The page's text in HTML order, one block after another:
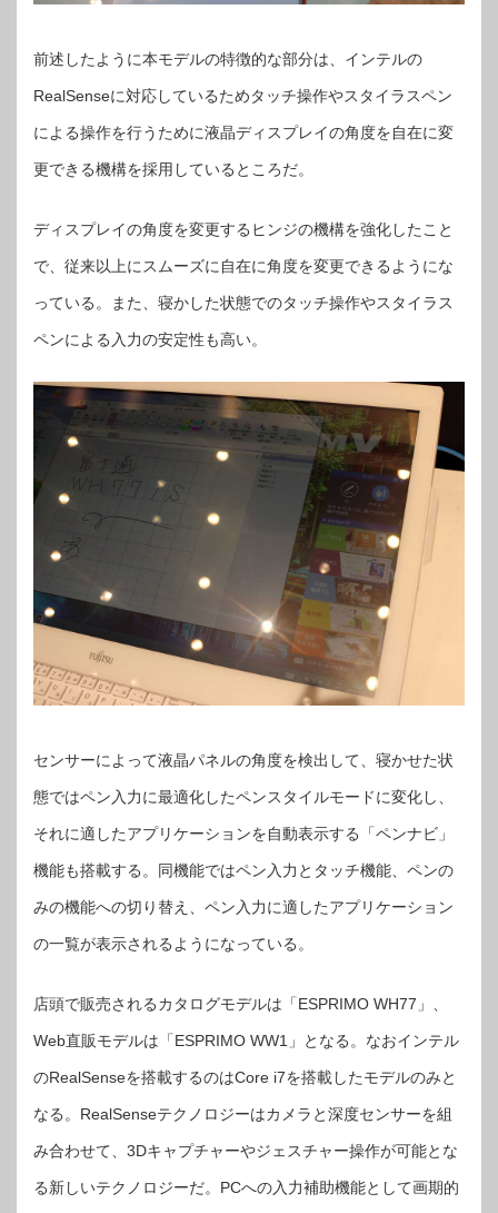
前述したように本モデルの特徴的な部分は、インテルの
RealSenseに対応しているためタッチ操作やスタイラスペン
による操作を行うために液晶ディスプレイの角度を自在に変
更できる機構を採用しているところだ。
ディスプレイの角度を変更するヒンジの機構を強化したこと
で、従来以上にスムーズに自在に角度を変更できるようにな
っている。また、寝かした状態でのタッチ操作やスタイラス
ペンによる入力の安定性も高い。
センサーによって液晶パネルの角度を検出して、寝かせた状
態ではペン入力に最適化したペンスタイルモードに変化し、
それに適したアプリケーションを自動表示する「ペンナビ」
機能も搭載する。同機能ではペン入力とタッチ機能、ペンの
みの機能への切り替え、ペン入力に適したアプリケーション
の一覧が表示されるようになっている。
店頭で販売されるカタログモデルは「ESPRIMO WH77」、
Web直販モデルは「ESPRIMO WW1」となる。なおインテル
のRealSenseを搭載するのはCore i7を搭載したモデルのみと
なる。RealSenseテクノロジーはカメラと深度センサーを組
み合わせて、3Dキャプチャーやジェスチャー操作が可能とな
る新しいテクノロジーだ。PCへの入力補助機能として画期的